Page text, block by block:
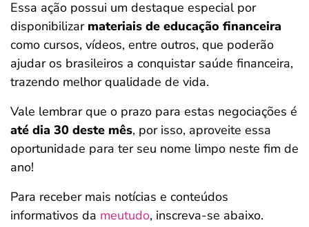
Essa ação possui um destaque especial por
disponibilizar materiais de educação financeira
como cursos, vídeos, entre outros, que poderão
ajudar os brasileiros a conquistar saúde financeira,
trazendo melhor qualidade de vida.
Vale lembrar que o prazo para estas negociações é
até dia 30 deste mês, por isso, aproveite essa
oportunidade para ter seu nome limpo neste fim de
ano!
Para receber mais notícias e conteúdos
informativos da meutudo, inscreva-se abaixo.